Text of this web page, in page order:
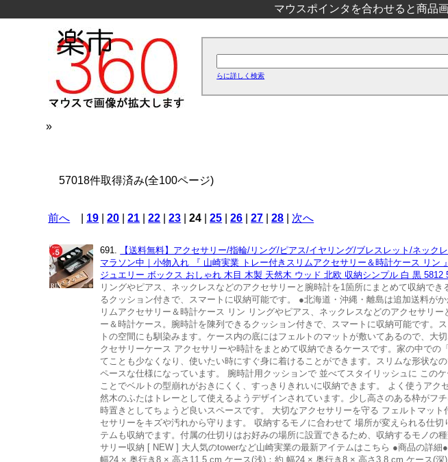
マウスポインタを合わせると商品
らに詳しく検索
»
57018件取得済み(全100ページ)
前へ 19 |20 |21 |22 |23 |24 |25 |26 |27 |28 次へ
691.
【送料無料】アクセサリー/指輪/リング/ピアス/イヤリング/ブレスレット/ネ
マラソン中｜小物入れ 『 山崎実業 トレー付きスリムアクセサリー＆時計ケース リ
ジュエリー ボックス おしゃれ 木目 木製 天然木 ウッド 北欧 収納シンプル 白 黒 5812
リングやピアス、ネックレスなどのアクセサリーと腕時計を1箇所にまとめて収納で
るクッション付きで、スマートに収納可能です。 ●北海道・沖縄・離島は追加送料が
リムアクセサリー＆時計ケース リン リングやピアス、ネックレスなどのアクセサリ
ー＆時計ケース。腕時計を陳列できるクッション付きで、スマートに収納可能です。
トの空間にも馴染みます。ケース内の底にはフェルトのマットが敷いてあるので、
クセサリーケース アクセサリーや時計をまとめて収納できるケースです。家の中で
てことも少なくなり、使いたい時にすぐ身に着けることができます。スリムな形状な
ペースな仕様になっています。 腕時計用クッションで 並べてスタイリッシュに この
ことでベルトの型崩れがおきにくく、すっきりきれいに収納できます。 よく使うア
然木のふたはトレーとして使えるようデザインされています。少し高さのある枠がフ
時置きとしてちょうど良いスペースです。 大切なアクセサリーを守る フェルトマッ
セサリーをキズや汚れから守ります。 収納するモノに合わせて 場所が変えられる仕
テムも収納でます。付属の仕切りはお好みの場所に設置できるため、収納するモノの
サリー収納 [ NEW ] 大人気のtowerなど山崎実業の最新アイテムはこちら ●商品の詳
幅24 × 奥行き8 × 高さ11.5 cm ケース(浅)：約 幅24 × 奥行き8 × 高さ3.8 cm ケース(